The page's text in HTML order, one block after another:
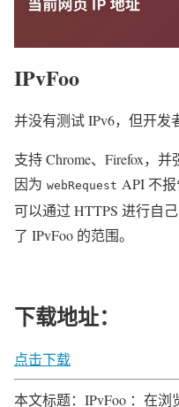
IPvFoo
并没有测试 IPv6，但开发
支持 Chrome、Firefox，并
因为 webRequest API 不
可以通过 HTTPS 进行自
了 IPvFoo 的范围。
下载地址：
点击下载
本文标题：IPvFoo ：在